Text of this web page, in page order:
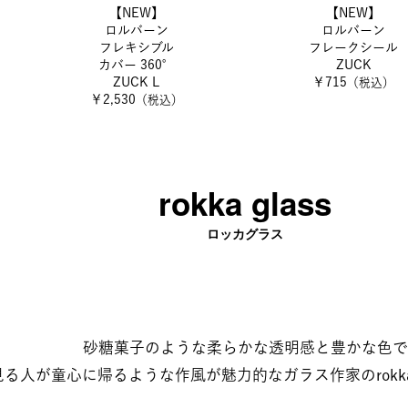
【NEW】
ロルバーン
フレキシブル
カバー 360°
ZUCK L
￥2,530 （税込）
【NEW】
ロルバーン
フレークシール
ZUCK
￥715 （税込）
rokka glass​
ロッカグラス
​​砂糖菓子のような柔らかな透明感と豊かな色で​​
る人が童心に帰るような作風が魅力的なガラス作家の